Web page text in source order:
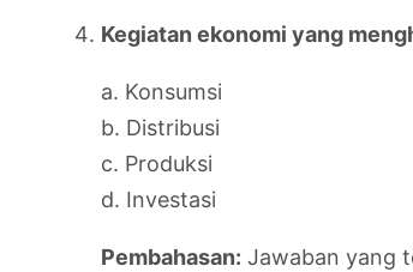
Kegiatan ekonomi yang
a. Konsumsi
b. Distribusi
c. Produksi
d. Investasi
Pembahasan: Jawaban yang